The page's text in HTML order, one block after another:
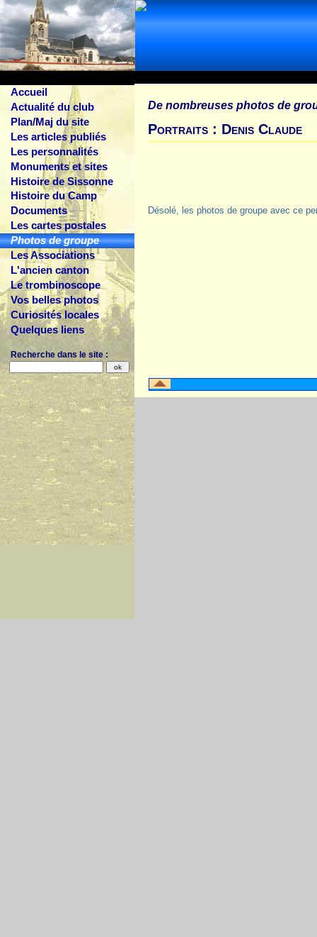
Accueil
Actualité du club
Plan/Maj du site
Les articles publiés
Les personnalités
Monuments et sites
Histoire de Sissonne
Histoire du Camp
Documents
Les cartes postales
Photos de groupe
Les Associations
L'ancien canton
Le trombinoscope
Vos belles photos
Curiosités locales
Quelques liens
Recherche dans le site :
De nombreuses photos de
Portraits : Denis Claude
Désolé, les photos de groupe avec ce